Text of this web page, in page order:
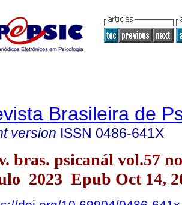
Brasileira de
version ISSN 0486-641X
bras. psicanál vol.57
2023 Epub Oct 14,